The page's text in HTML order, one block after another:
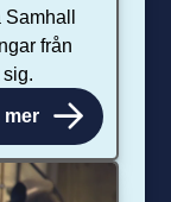
Samhall
från
mer